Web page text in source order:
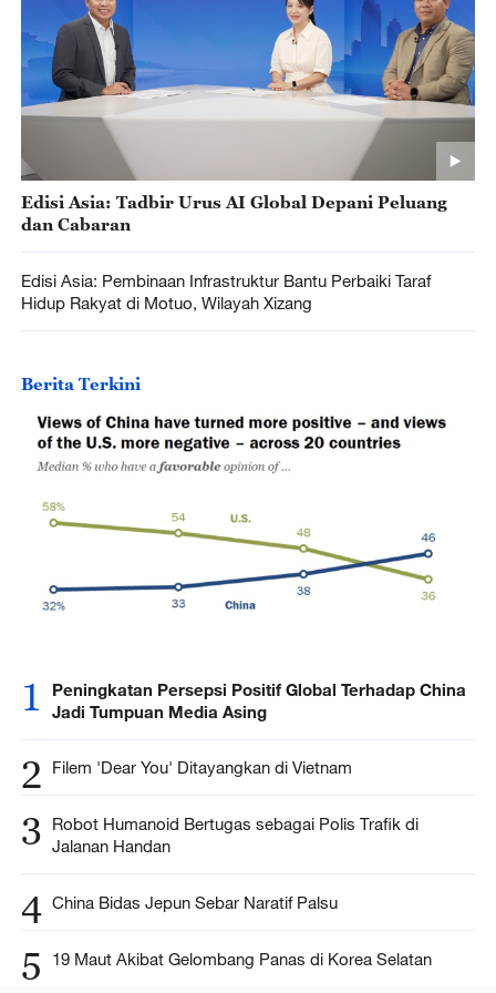
Edisi Asia: Tadbir Urus AI Global Depani Peluang
dan Cabaran
Edisi Asia: Pembinaan Infrastruktur Bantu Perbaiki Taraf
Hidup Rakyat di Motuo, Wilayah Xizang
Berita Terkini
1
Peningkatan Persepsi Positif Global Terhadap China
Jadi Tumpuan Media Asing
2 Filem 'Dear You' Ditayangkan di Vietnam
3
Robot Humanoid Bertugas sebagai Polis Trafik di
Jalanan Handan
4 China Bidas Jepun Sebar Naratif Palsu
5 19 Maut Akibat Gelombang Panas di Korea Selatan